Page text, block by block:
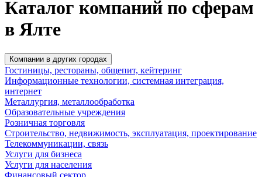
Каталог компаний по сферам
в Ялте
Компании в других городах
Гостиницы, рестораны, общепит, кейтеринг
Информационные технологии, системная интеграция,
интернет
Металлургия, металлообработка
Образовательные учреждения
Розничная торговля
Строительство, недвижимость, эксплуатация, проектирование
Телекоммуникации, связь
Услуги для бизнеса
Услуги для населения
Финансовый сектор